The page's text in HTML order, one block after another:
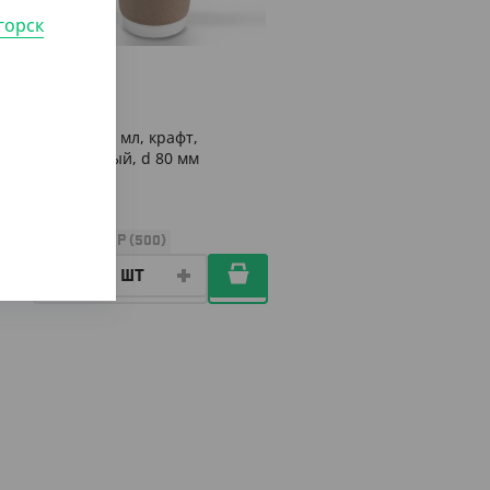
Стакан 250 мл, крафт,
двухслойный, d 80 мм
КОР (500)